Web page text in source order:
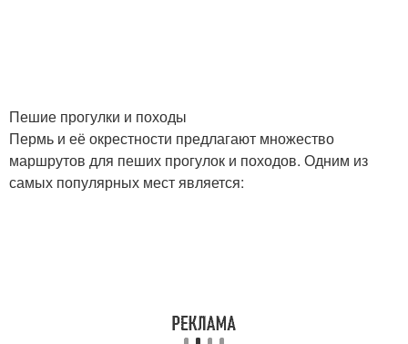
Пешие прогулки и походы
Пермь и её окрестности предлагают множество
маршрутов для пеших прогулок и походов. Одним из
самых популярных мест является: